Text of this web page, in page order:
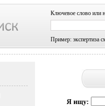
Ключевое слово или
Пример: экспертиза
Я ищу: